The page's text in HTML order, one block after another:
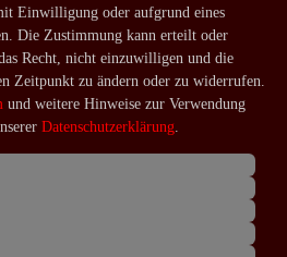
Service
Kontakt
Fragen
Über uns
Einwilligung oder aufgrund eines
Die Zustimmung kann erteilt oder
Recht, nicht einzuwilligen und die
Zeitpunkt zu ändern oder zu widerrufen.
und weitere Hinweise zur Verwendung
Daten­schutz­erklärung.